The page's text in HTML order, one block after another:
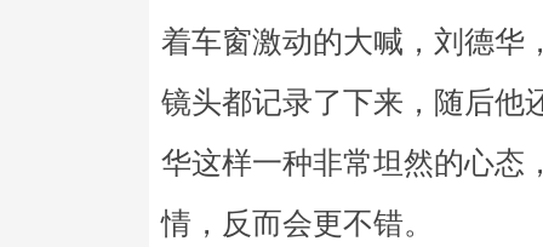
着车窗激动的大喊，刘德华
镜头都记录了下来，随后他
华这样一种非常坦然的心态
情，反而会更不错。